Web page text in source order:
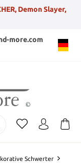
Demon Slayer,
more.com
Schwerter